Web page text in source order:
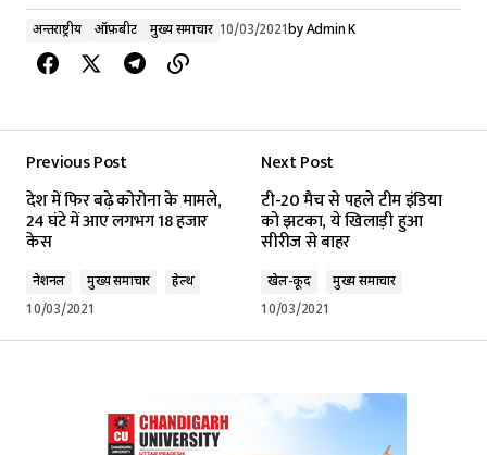
अन्तर्राष्ट्रीय ऑफ़बीट मुख्य समाचार 10/03/2021byAdmin K
Previous Post
देश में फिर बढ़े कोरोना के मामले,
24 घंटे में आए लगभग 18 हजार
केस
नेशनल मुख्य समाचार
हेल्थ
10/03/2021
Next Post
टी-20 मैच से पहले टीम इंडिया
को झटका, ये खिलाड़ी हुआ
सीरीज से बाहर
खेल-कूद
मुख्य समाचार
10/03/2021